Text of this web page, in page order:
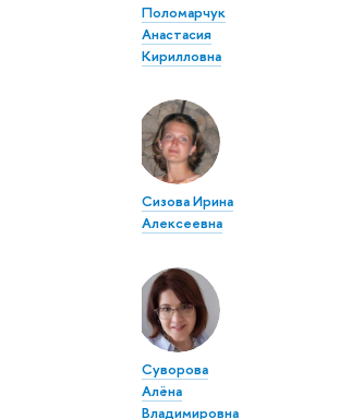
Поломарчук
Анастасия
Кирилловна
Сизова Ирина
Алексеевна
Суворова
Алёна
Владимировна